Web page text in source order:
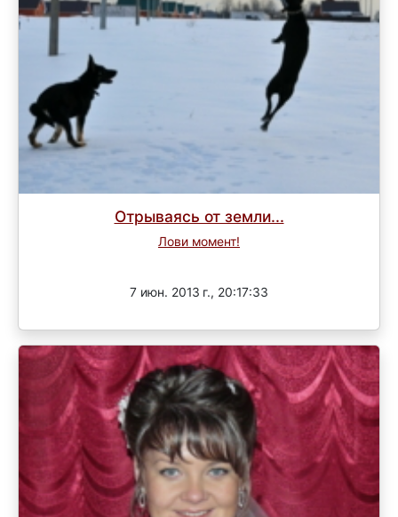
Отрываясь от земли...
Лови момент!
7 июн. 2013 г., 20:17:33